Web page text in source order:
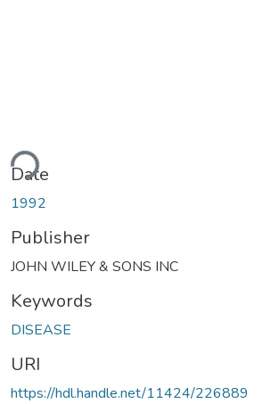
Date
1992
Publisher
JOHN WILEY & SONS INC
Keywords
DISEASE
URI
https://hdl.handle.net/11424/226889